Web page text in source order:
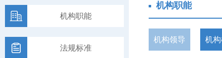
机构职能
法规标准
机构职能
机构领导 机